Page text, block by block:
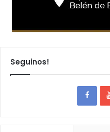
Seguinos!